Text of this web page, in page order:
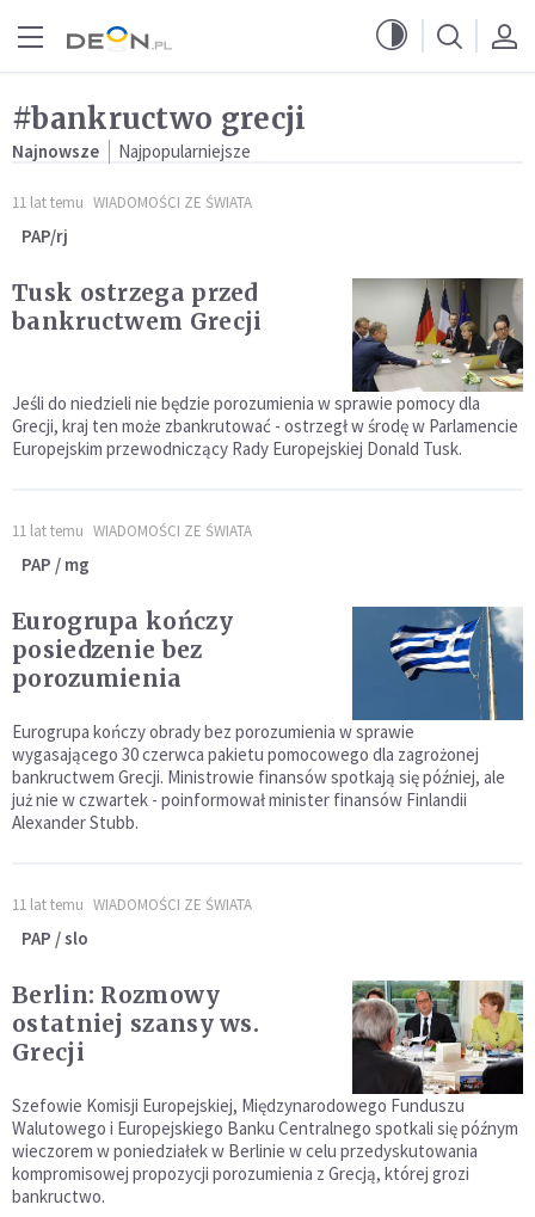
#bankructwo grecji
Najnowsze Najpopularniejsze
11 lat temu WIADOMOŚCI ZE ŚWIATA
PAP/rj
Tusk ostrzega przed
bankructwem Grecji
Jeśli do niedzieli nie będzie porozumienia w sprawie pomocy dla
Grecji, kraj ten może zbankrutować - ostrzegł w środę w Parlamencie
Europejskim przewodniczący Rady Europejskiej Donald Tusk.
11 lat temu WIADOMOŚCI ZE ŚWIATA
PAP / mg
Eurogrupa kończy
posiedzenie bez
porozumienia
Eurogrupa kończy obrady bez porozumienia w sprawie
wygasającego 30 czerwca pakietu pomocowego dla zagrożonej
bankructwem Grecji. Ministrowie finansów spotkają się później, ale
już nie w czwartek - poinformował minister finansów Finlandii
Alexander Stubb.
11 lat temu WIADOMOŚCI ZE ŚWIATA
PAP / slo
Berlin: Rozmowy
ostatniej szansy ws.
Grecji
Szefowie Komisji Europejskiej, Międzynarodowego Funduszu
Walutowego i Europejskiego Banku Centralnego spotkali się późnym
wieczorem w poniedziałek w Berlinie w celu przedyskutowania
kompromisowej propozycji porozumienia z Grecją, której grozi
bankructwo.